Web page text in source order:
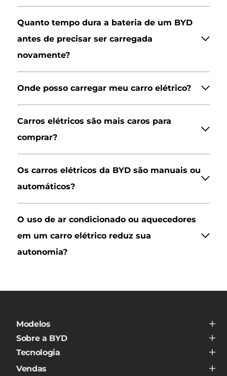
Quanto tempo dura a bateria de um BYD
antes de precisar ser carregada
novamente?
Onde posso carregar meu carro elétrico?
Carros elétricos são mais caros para
comprar?
Os carros elétricos da BYD são manuais ou
automáticos?
O uso de ar condicionado ou aquecedores
em um carro elétrico reduz sua
autonomia?
Modelos
BYD ATTO 8
BYD DOLPHIN MINI
BYD DOLPHIN
BYD DOLPHIN PLUS
BYD DOLPHIN SE
Sobre a BYD
Sobre a BYD
Contato
Notícias
Sustentabilidade
Tecnologia
O que é NEV?
Vendas